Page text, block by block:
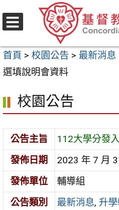
至
要
內
區
首頁 > 校園公告 > 最新消息
選填說明會資料
校園公告
公告主旨
112大學分發
發佈日期
2023 年 7 月
發佈單位
輔導組
公告類別
最新消息, 升
選
單